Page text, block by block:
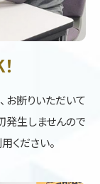
お断りいただいて
発生しませんので
ください。